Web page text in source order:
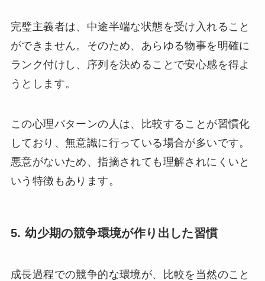
完璧主義者は、中途半端な状態を受け入れること
ができません。そのため、あらゆる物事を明確に
ランク付けし、序列を決めることで安心感を得よ
うとします。
この心理パターンの人は、比較することが習慣化
しており、無意識に行っている場合が多いです。
悪意がないため、指摘されても理解されにくいと
いう特徴もあります。
5. 幼少期の競争環境が作り出した習慣
成長過程での競争的な環境が、比較を当然のこと